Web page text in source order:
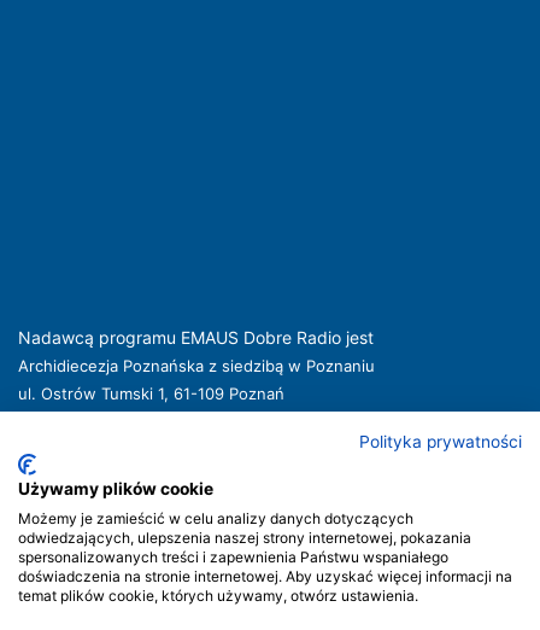
Nadawcą programu EMAUS Dobre Radio jest
Archidiecezja Poznańska z siedzibą w Poznaniu
ul. Ostrów Tumski 1, 61-109 Poznań
Nadawca oferuje usługi medialne obejmujące rozpowszechnianie programu
radiowego pod nazwą EMAUS Dobre Radio oraz prowadzenie portalu
internetową Nadawcy.
Nadawca podlega jurysdykcji polskiej. Organem właściwym w sprawach
radiofonii i telewizji jest Krajowa Rada Radiofonii i Telewizji.
Polityka prywatności
Używamy plików cookie
Możemy je zamieścić w celu analizy danych dotyczących
odwiedzających, ulepszenia naszej strony internetowej, pokazania
spersonalizowanych treści i zapewnienia Państwu wspaniałego
doświadczenia na stronie internetowej. Aby uzyskać więcej informacji na
temat plików cookie, których używamy, otwórz ustawienia.